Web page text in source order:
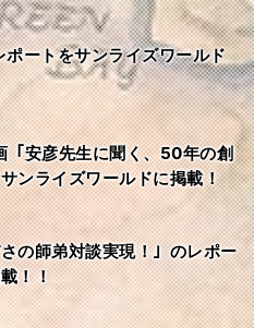
ートをサンライズワールド
安彦先生に聞く、50年の創
ンライズワールドに掲載！
の師弟対談実現！」のレポー
！！